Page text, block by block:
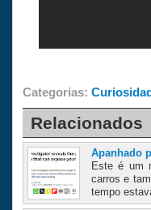
Categorias:
Relacionados
Apanhado
Este é um
carros e
tempo